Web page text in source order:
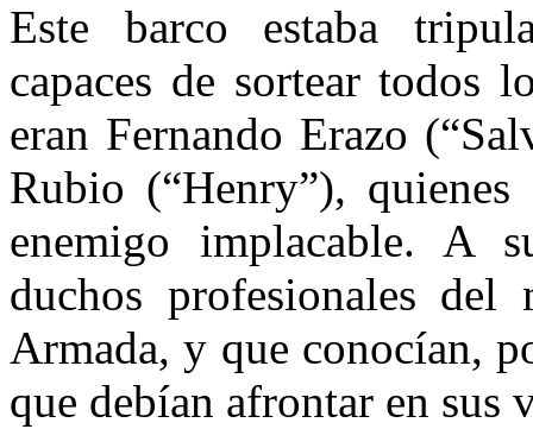
Este barco estaba
capaces de sortear todos
eran Fernando Erazo
Rubio (“Henry”),
enemigo implacable. A
duchos profesionales
Armada, y que conocían,
que debían afrontar en